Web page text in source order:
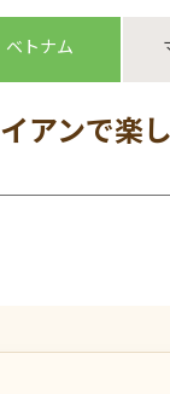
ベトナム
アンで楽